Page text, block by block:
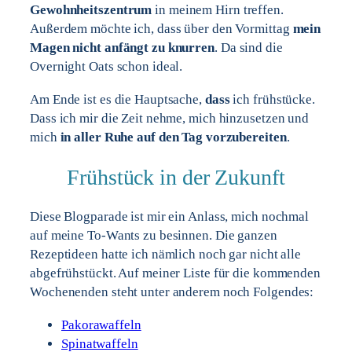
Gewohnheitszentrum in meinem Hirn treffen.
Außerdem möchte ich, dass über den Vormittag mein
Magen nicht anfängt zu knurren. Da sind die
Overnight Oats schon ideal.
Am Ende ist es die Hauptsache, dassich frühstücke.
Dass ich mir die Zeit nehme, mich hinzusetzen und
mich in aller Ruhe auf den Tag vorzubereiten.
Frühstück in der Zukunft
Diese Blogparade ist mir ein Anlass, mich nochmal
auf meine To-Wants zu besinnen. Die ganzen
Rezeptideen hatte ich nämlich noch gar nicht alle
abgefrühstückt. Auf meiner Liste für die kommenden
Wochenenden steht unter anderem noch Folgendes:
Pakorawaffeln
Spinatwaffeln